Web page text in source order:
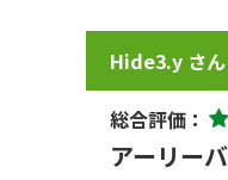
Hide3.y さん
総合評価：
アーリー